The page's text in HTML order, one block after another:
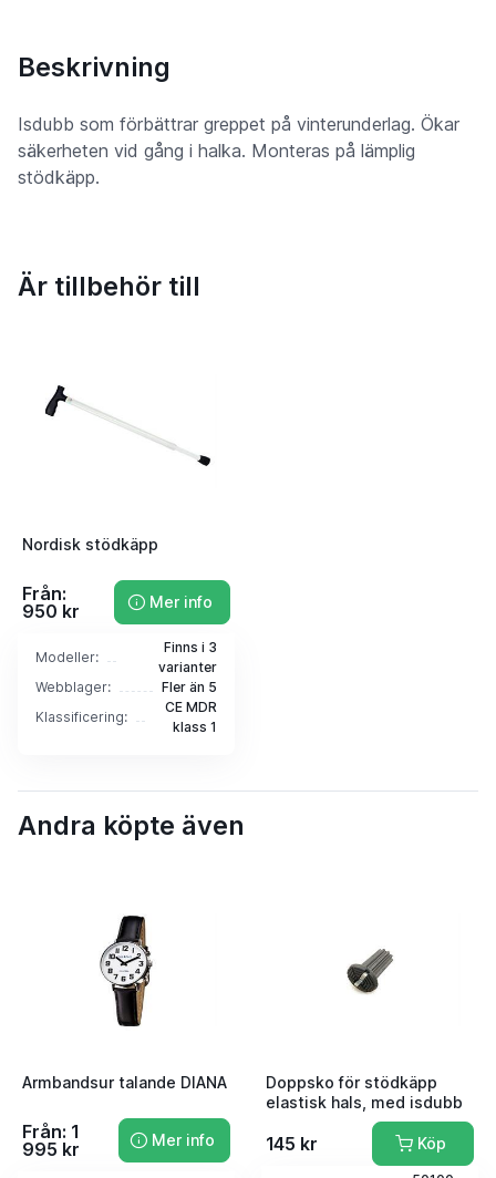
Beskrivning
Isdubb som förbättrar greppet på vinterunderlag. Ökar
säkerheten vid gång i halka. Monteras på lämplig
stödkäpp.
Är tillbehör till
Nordisk stödkäpp
Från:
950 kr
Mer info
Modeller:
Finns i 3
varianter
Webblager:
Fler än 5
Klassificering:
CE MDR
klass 1
Andra köpte även
Armbandsur talande DIANA
Från: 1
995 kr
Mer info
Doppsko för stödkäpp
elastisk hals, med isdubb
145 kr Köp